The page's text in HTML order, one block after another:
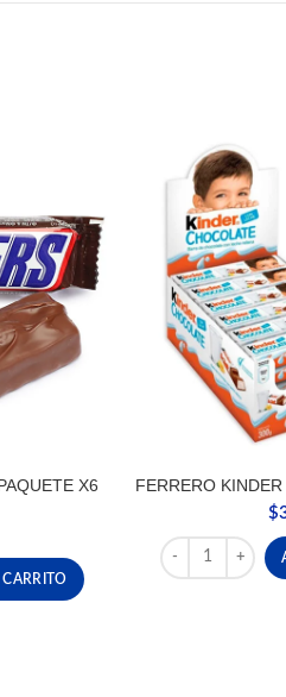
X6
X6 UND cantidad
FERRERO
$
FERRERO